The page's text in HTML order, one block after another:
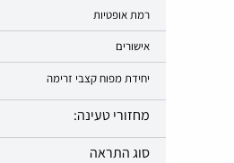
רמת אופטיות
אישורים
יחידת מפוח קצבי זרימה
מחזורי טעינה:
סוג התראה